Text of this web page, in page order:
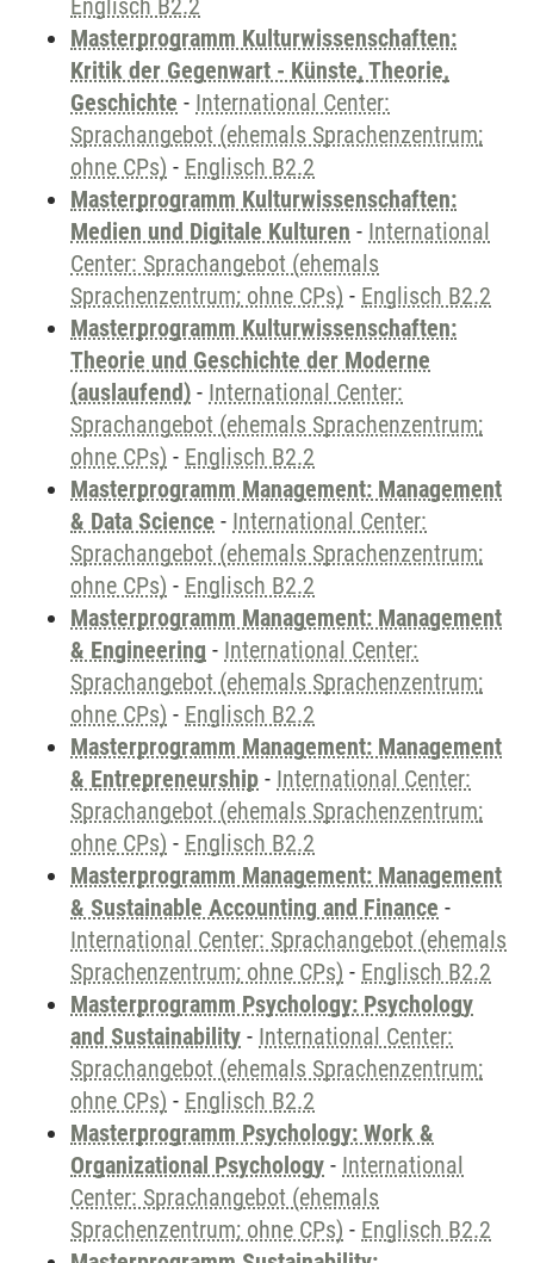
Englisch B2.2
Masterprogramm Kulturwissenschaften:
Kritik der Gegenwart - Künste, Theorie,
Geschichte - International Center:
Sprachangebot (ehemals Sprachenzentrum;
ohne CPs) - Englisch B2.2
Masterprogramm Kulturwissenschaften:
Medien und Digitale Kulturen - International
Center: Sprachangebot (ehemals
Sprachenzentrum; ohne CPs) - Englisch B2.2
Masterprogramm Kulturwissenschaften:
Theorie und Geschichte der Moderne
(auslaufend) - International Center:
Sprachangebot (ehemals Sprachenzentrum;
ohne CPs) - Englisch B2.2
Masterprogramm Management: Management
& Data Science - International Center:
Sprachangebot (ehemals Sprachenzentrum;
ohne CPs) - Englisch B2.2
Masterprogramm Management: Management
& Engineering - International Center:
Sprachangebot (ehemals Sprachenzentrum;
ohne CPs) - Englisch B2.2
Masterprogramm Management: Management
& Entrepreneurship - International Center:
Sprachangebot (ehemals Sprachenzentrum;
ohne CPs) - Englisch B2.2
Masterprogramm Management: Management
& Sustainable Accounting and Finance -
International Center: Sprachangebot (ehemals
Sprachenzentrum; ohne CPs) - Englisch B2.2
Masterprogramm Psychology: Psychology
and Sustainability - International Center:
Sprachangebot (ehemals Sprachenzentrum;
ohne CPs) - Englisch B2.2
Masterprogramm Psychology: Work &
Organizational Psychology - International
Center: Sprachangebot (ehemals
Sprachenzentrum; ohne CPs) - Englisch B2.2